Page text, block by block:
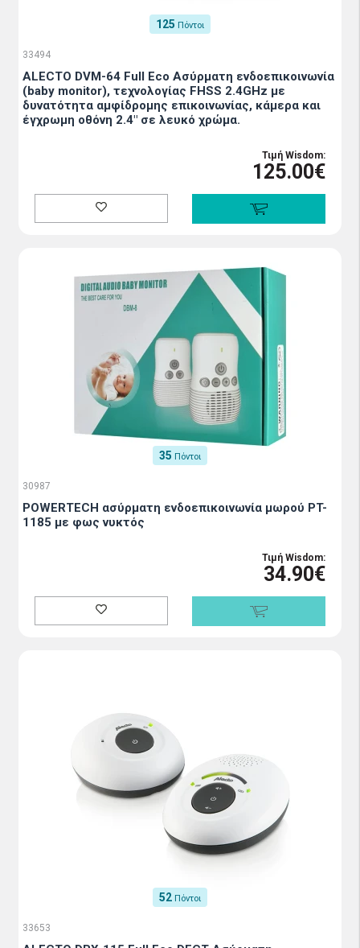
125 Πόντοι
33494
ALECTO DVM-64 Full Eco Ασύρματη ενδοεπικοινωνία
(baby monitor), τεχνολογίας FHSS 2.4GHz με
δυνατότητα αμφίδρομης επικοινωνίας, κάμερα και
έγχρωμη οθόνη 2.4" σε λευκό χρώμα.
Τιμή Wisdom:
125.00€
35 Πόντοι
30987
POWERTECH ασύρματη ενδοεπικοινωνία μωρού PT-
1185 με φως νυκτός
Τιμή Wisdom:
34.90€
52 Πόντοι
33653